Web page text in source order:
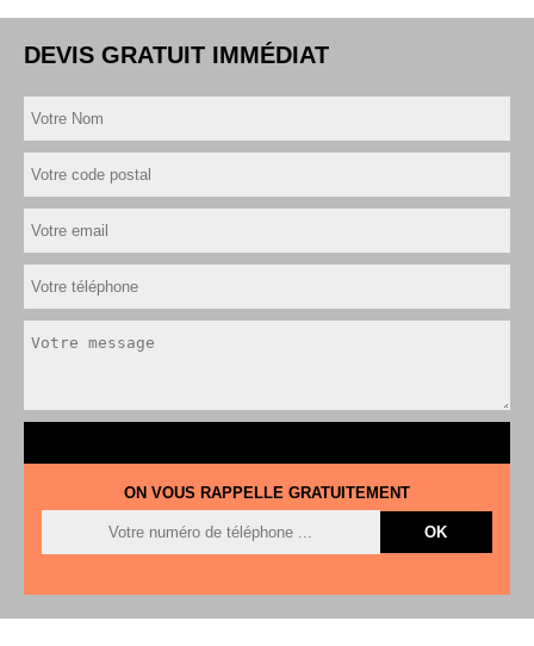
DEVIS GRATUIT IMMÉDIAT
ON VOUS RAPPELLE GRATUITEMENT